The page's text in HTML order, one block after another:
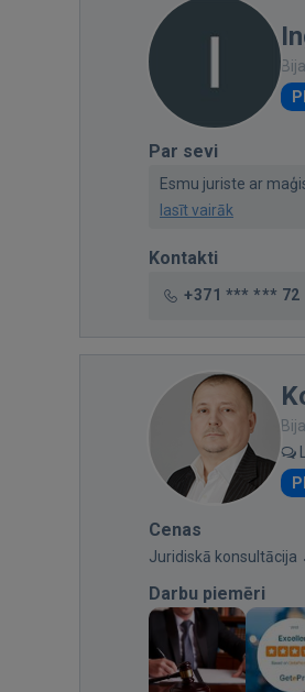
Par sevi
Esmu juriste ar
lasīt vairāk
Kontakti
+371 *** *** 72
Cenas
Juridiskā konsultācija
Darbu piemēri